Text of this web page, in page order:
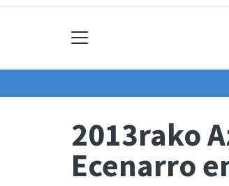
2013rako
Ecenarro